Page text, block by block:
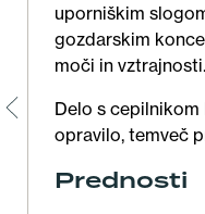
uporniškim
gozdarskim
moči in vztrajnosti.
Delo s cepilnikom
opravilo, temveč
Prednosti